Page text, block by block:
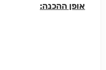
אופן ההכנה: